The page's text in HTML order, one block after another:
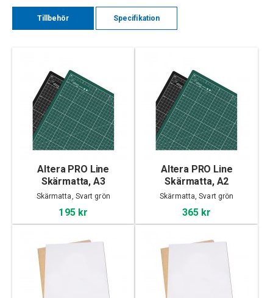
Tillbehör Specifikation
Altera PRO Line
Skärmatta, A3
Skärmatta, Svart grön
195 kr
Altera PRO Line
Skärmatta, A2
Skärmatta, Svart grön
365 kr